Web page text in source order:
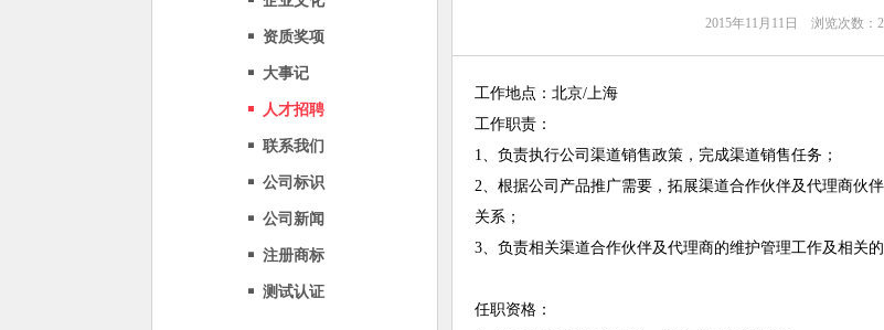
资质奖项
大事记
人才招聘
联系我们
公司标识
公司新闻
注册商标
测试认证
2015年11月11日 浏览次数：
工作地点：北京/上海
工作职责：
1、负责执行公司渠道销售政策，完成渠道销售任务；
2、根据公司产品推广需要，拓展渠道合作伙伴及代理商伙
关系；
3、负责相关渠道合作伙伴及代理商的维护管理工作及相关的
任职资格：